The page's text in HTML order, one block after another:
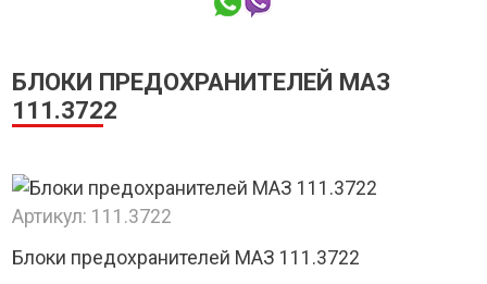
БЛОКИ ПРЕДОХРАНИТЕЛЕЙ МАЗ
111.3722
Артикул: 111.3722
Блоки предохранителей МАЗ 111.3722